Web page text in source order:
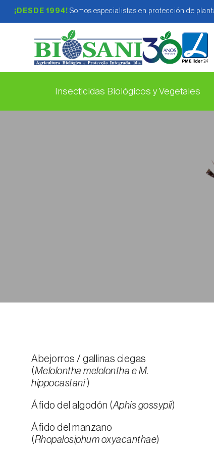
¡DESDE 1994! Somos especialistas en protección de
Insecticidas Biológicos y Vegetales
Abejorros / gallinas ciegas
(Melolontha melolontha e M.
hippocastani )
Áfido del algodón (Aphis gossypii)
Áfido del manzano
(Rhopalosiphum oxyacanthae)